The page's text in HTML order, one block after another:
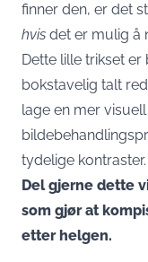
finner den, er det
hvis det er mulig å
Dette lille trikset
bokstavelig talt
lage en mer
tydelige kontraster.
Del gjerne dette
som gjør at
etter helgen.